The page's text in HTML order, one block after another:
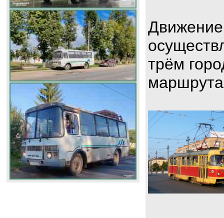
Движение
трём